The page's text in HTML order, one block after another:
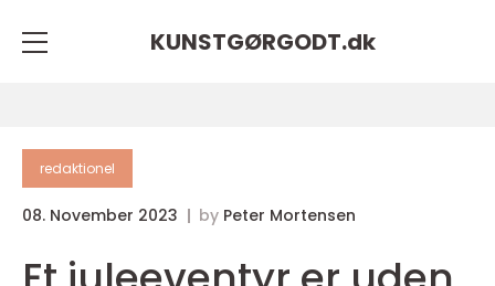
KUNSTGØRGODT.dk
redaktionel
08. November 2023 by Peter Mortensen